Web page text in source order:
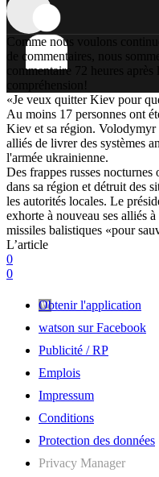
Comme nous voulons
de commentaires, nous
commentaire 72 heures
compréhension!
«Je veux quitter Kiev pour
Au moins 17 personnes ont
Kiev et sa région. Volodymyr
alliés de livrer des systèmes
l'armée ukrainienne.
Des frappes russes
dans sa région et détruit des
les autorités locales. Le
exhorte à nouveau ses alliés
missiles balistiques «pour
L’article
0
0
Obtenir l'application
watson sur Facebook
Publicité / RP
Emplois
Impressum
Conditions
Protection des données
Privacy Manager